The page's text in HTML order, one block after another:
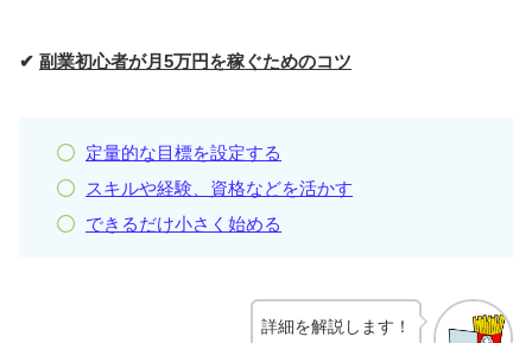
✔ 副業初心者が月5万円を稼ぐためのコツ
定量的な目標を設定する
スキルや経験、資格などを活かす
できるだけ小さく始める
詳細を解説します！